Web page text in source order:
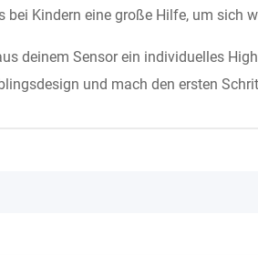
bei Kindern eine große Hilfe, um sich
deinem Sensor ein individuelles
und mach den ersten